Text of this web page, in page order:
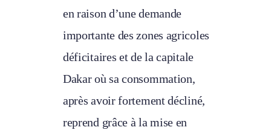
en raison d’une demande
importante des zones agricoles
déficitaires et de la capitale
Dakar où sa consommation,
après avoir fortement décliné,
reprend grâce à la mise en